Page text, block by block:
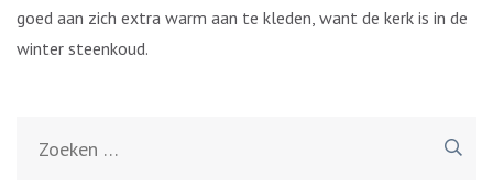
goed aan zich extra warm aan te kleden, want de kerk is in de
winter steenkoud.